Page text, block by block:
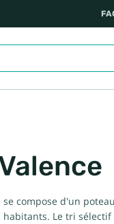
compose d'un
Le tri